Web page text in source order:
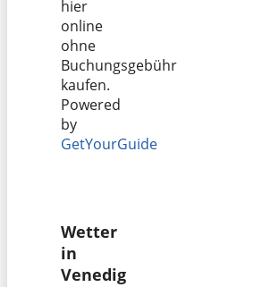
hier
online
ohne
Buchungsgebühr
kaufen.
Powered
by
GetYourGuide
Wetter
in
Venedig